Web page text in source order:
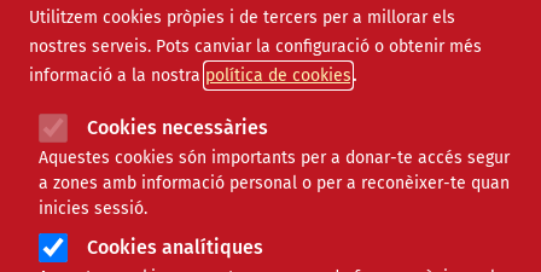
Utilitzem cookies pròpies i de tercers per a millorar els
nostres serveis. Pots canviar la configuració o obtenir més
informació a la nostra política de cookies
Cookies necessàries
Aquestes cookies són importants per a donar-te accés segur
a zones amb informació personal o per a reconèixer-te quan
inicies sessió.
Cookies analítiques
Notícies
Totes | Ambiental | Comunitari | Cultural | Social
|
Internacional | Projectes | Jurídic | Tecnològic
Formació